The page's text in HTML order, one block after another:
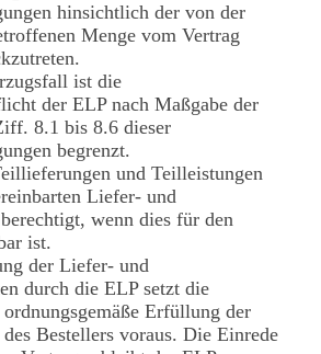
hinsichtlich der von der
Menge vom Vertrag
ist die
der ELP nach Maßgabe der
8.1 bis 8.6 dieser
begrenzt.
und Teilleistungen
Liefer- und
wenn dies für den
ist.
der Liefer- und
durch die ELP setzt die
Erfüllung der
Bestellers voraus. Die Einrede